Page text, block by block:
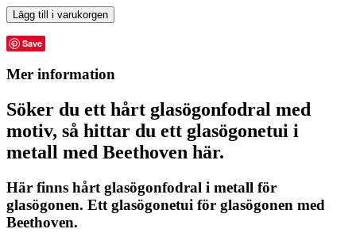
Lägg till i varukorgen
Save
Mer information
Söker du ett hårt glasögonfodral med
motiv, så hittar du ett glasögonetui i
metall med Beethoven här.
Här finns hårt glasögonfodral i metall för
glasögonen. Ett glasögonetui för glasögonen med
Beethoven.